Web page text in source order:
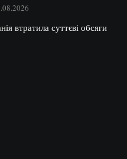
втратила суттєві обсяги